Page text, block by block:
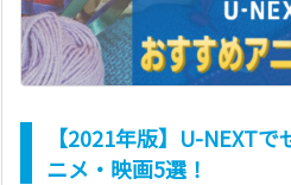
【2021年版】U-NEXT
ニメ・映画5選！